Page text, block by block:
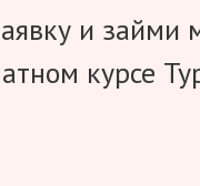
и займи
курсе